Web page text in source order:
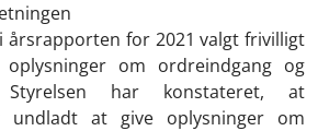
årsrapporten for 2021 valgt frivilligt
om ordreindgang og
Styrelsen har konstateret, at
undladt at give oplysninger om